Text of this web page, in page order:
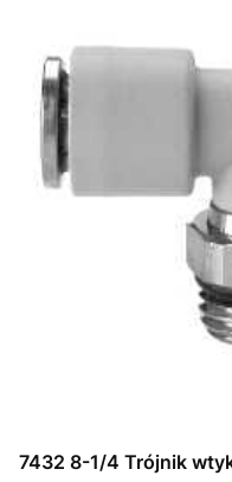
7432 8-1/4 Trójnik